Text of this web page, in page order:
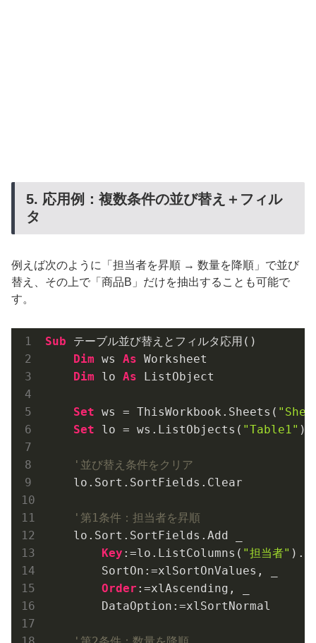
5. 応用例：複数条件の並び替え＋フィル
タ
例えば次のように「担当者を昇順 → 数量を降順」で並び
替え、その上で「商品B」だけを抽出することも可能で
す。
Sub テーブル並び替えとフィルタ応用()
Dim ws As Worksheet
Dim lo As ListObject
Set ws = ThisWorkbook.Sheets(
Set lo = ws.ListObjects( "Table1" )
'並び替え条件をクリア
    lo.Sort.SortFields.Clear
'第1条件：担当者を昇順
    lo.Sort.SortFields.Add _
Key :=lo.ListColumns( "担当者"
        SortOn:=xlSortOnValues, _
Order :=xlAscending, _
        DataOption:=xlSortNormal